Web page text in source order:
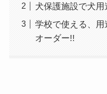
犬保護施設で犬
学校で使える、
オーダー!!